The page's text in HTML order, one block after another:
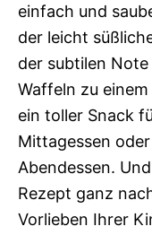
einfach und
der leicht
der subtilen Note
Waffeln zu
ein toller Snack
Mittagessen
Abendessen.
Rezept ganz
Vorlieben Ihrer